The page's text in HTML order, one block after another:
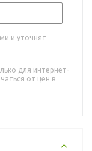
и уточнят
для интернет-
от цен в